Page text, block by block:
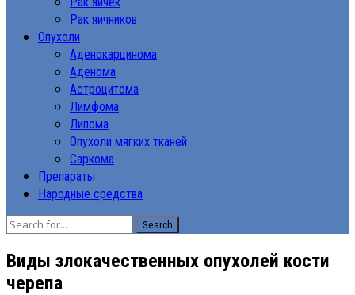
Рак яичников
Опухоли
Аденокарцинома
Аденома
Астроцитома
Лимфома
Липома
Опухоли мягких тканей
Саркома
Препараты
Народные средства
Search
Виды злокачественных опухолей кости
черепа